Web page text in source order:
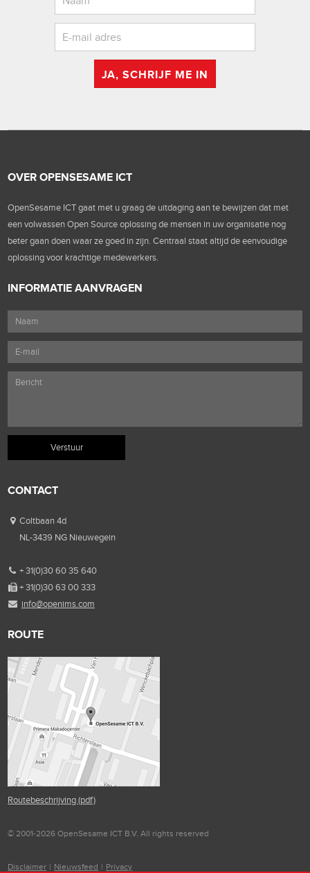
JA, SCHRIJF ME IN
OVER OPENSESAME ICT
OpenSesame ICT gaat met u graag de uitdaging aan te bewijzen dat met
een volwassen Open Source oplossing de mensen in uw organisatie nog
beter gaan doen waar ze goed in zijn. Centraal staat altijd de eenvoudige
oplossing voor krachtige medewerkers.
INFORMATIE AANVRAGEN
CONTACT
Coltbaan 4d
NL-3439 NG Nieuwegein
+ 31(0)30 60 35 640
+ 31(0)30 63 00 333
info@openims.com
ROUTE
Routebeschrijving (pdf)
© 2001-2026 OpenSesame ICT B.V. All rights reserved
Disclaimer | Nieuwsfeed | Privacy